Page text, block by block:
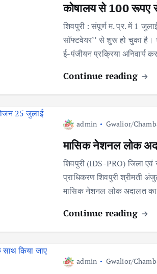
कोषालय से 100 रूपए
शिवपुरी : संपूर्ण म. प्र. में 1
साॅफ्टवेयर’’ से शुरू हो चुका है।
ई-पंजीयन प्रक्रिया अनिवार्य
Continue reading
admin Gwalior/
मासिक नेशनल लोक
शिवपुरी (IDS-PRO) जिला एवं
प्राधिकरण शिवपुरी श्रीमती
मासिक नेशनल लोक अदालत
Continue reading
admin Gwalior/